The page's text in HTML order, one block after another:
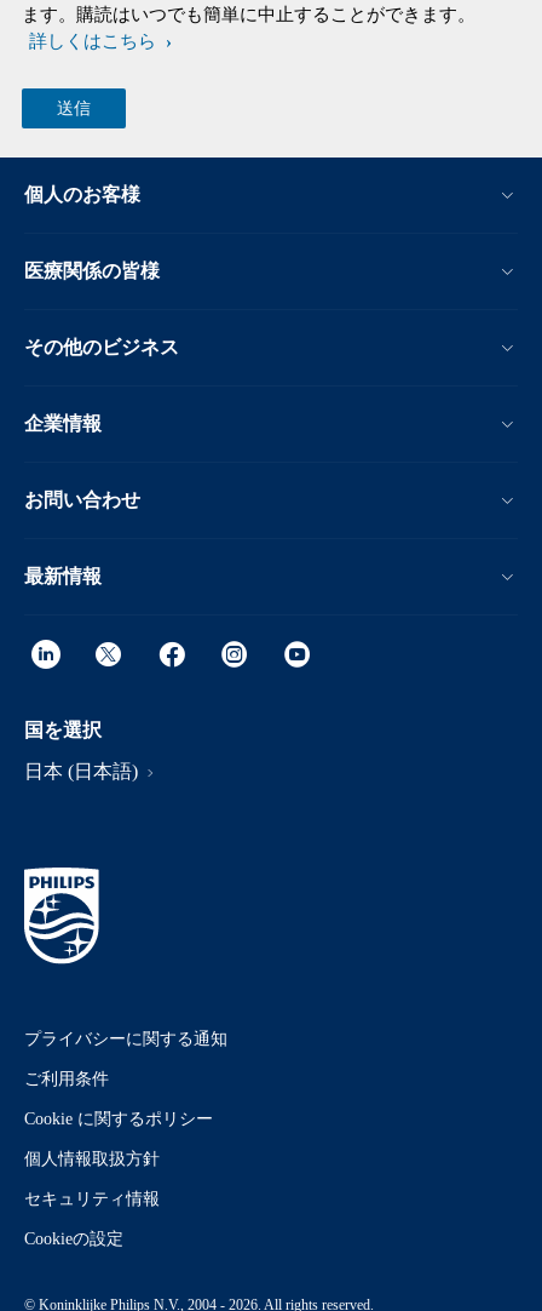
ます。購読はいつでも簡単に中止することができます。
詳しくはこちら
個人のお客様
医療関係の皆様
その他のビジネス
企業情報
お問い合わせ
最新情報
国を選択
日本 (日本語)
プライバシーに関する通知
ご利用条件
Cookie に関するポリシー
個人情報取扱方針
セキュリティ情報
Cookieの設定
© Koninklijke Philips N.V., 2004 - 2026. All rights reserved.